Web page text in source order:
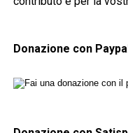
Donazione con